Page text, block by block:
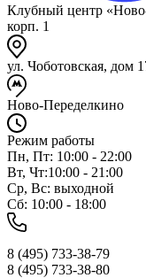
Клубный центр
корп. 1
ул. Чоботовская, дом
Ново-Переделкино
Режим работы
Пн, Пт: 10:00 - 22:00
Вт, Чт:10:00 - 21:00
Ср, Вс: выходной
Сб: 10:00 - 18:00
8 (495) 733-38-79
8 (495) 733-38-80